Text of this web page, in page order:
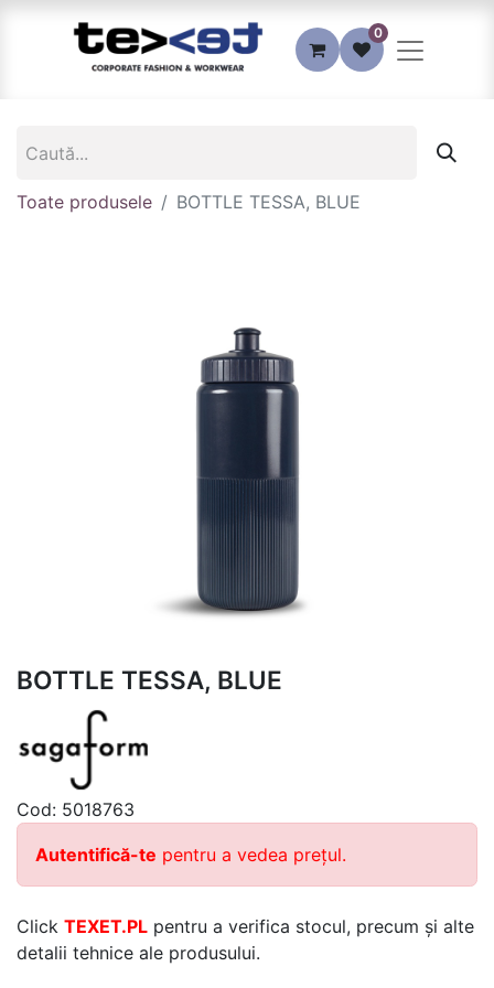
0
Toate produsele BOTTLE TESSA, BLUE
BOTTLE TESSA, BLUE
Cod: 5018763
Autentifică-te pentru a vedea prețul.
Click TEXET.PL pentru a verifica stocul, precum și alte
detalii tehnice ale produsului.